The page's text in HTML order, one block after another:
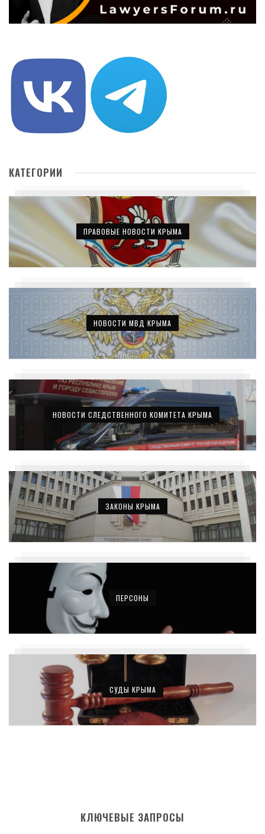
КАТЕГОРИИ
ПРАВОВЫЕ НОВОСТИ КРЫМА
НОВОСТИ МВД КРЫМА
НОВОСТИ СЛЕДСТВЕННОГО КОМИТЕТА КРЫМА
ЗАКОНЫ КРЫМА
ПЕРСОНЫ
СУДЫ КРЫМА
КЛЮЧЕВЫЕ ЗАПРОСЫ